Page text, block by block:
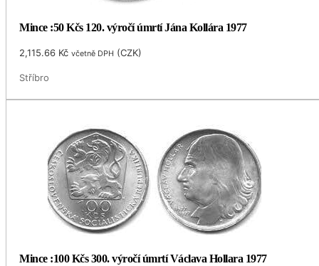
Mince :50 Kčs 120. výročí úmrtí Jána Kollára 1977
2,115.66 Kč včetně DPH (CZK)
Stříbro
Mince :100 Kčs 300. výročí úmrtí Václava Hollara 1977